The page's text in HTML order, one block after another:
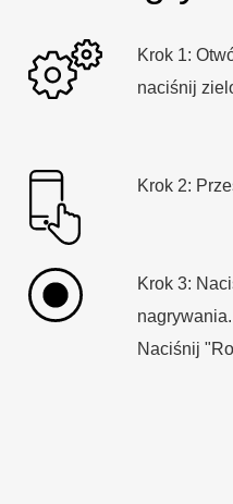
Krok 1:
naciśnij
Krok 2:
Krok 3:
Naciśnij